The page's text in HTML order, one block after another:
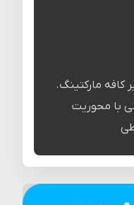
مارکتینگ.
با محوریت